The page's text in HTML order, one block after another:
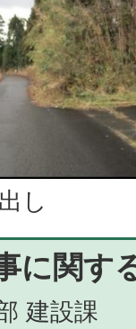
し
に関す
建設課